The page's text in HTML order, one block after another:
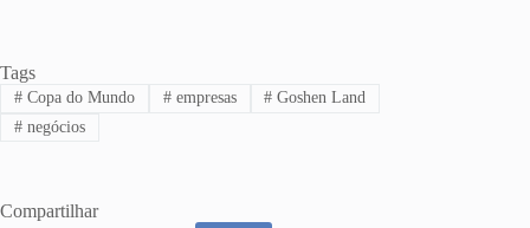
Tags
#Copa do Mundo #empresas # Goshen Land
#negócios
Compartilhar